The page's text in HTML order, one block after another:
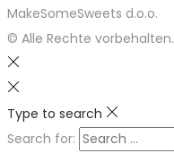
MakeSomeSweets d.o.o.
© Alle Rechte vorbehalten.
Type to search
Search for: